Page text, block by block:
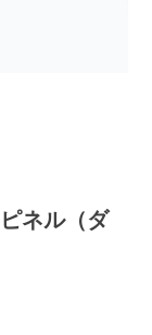
ネル（ダ